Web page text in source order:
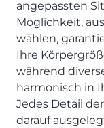
ALLES ANZEIGEN
SOFA, COUCH &
2er Sofas &
Systemgarnituren
Sessel & Hocker
Neff - Mehr
Siemens -
Liebherr - hat den
Aber fast.
Naber - Für die
Quooker – Der
Systemceram -
Neff - Mehr
BORA - The end
AKTIONEN
Der neue MDS
25 Küchen zu
KÜCHE
ALLE ANZEIGEN
UNSER SERVICE
Aufmaß-Service
Entsorgungs-
Finanzkauf-
Montage-Service
Interior Design
angepassten
Möglichkeit,
wählen,
Ihre
während
harmonisch in
Jedes Detail
darauf